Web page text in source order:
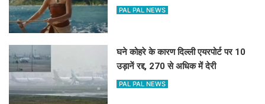
PAL PAL NEWS
घने कोहरे के कारण दिल्ली एयरपोर्ट पर 10
उड़ानें रद्द, 270 से अधिक में देरी
PAL PAL NEWS